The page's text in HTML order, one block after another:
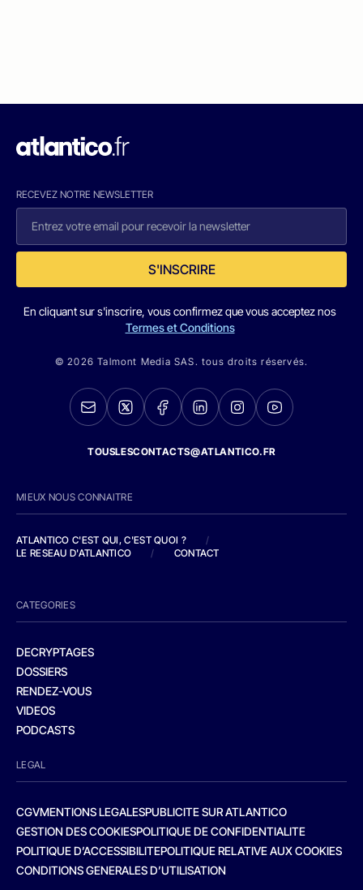
RECEVEZ NOTRE NEWSLETTER
S'INSCRIRE
En cliquant sur s'inscrire, vous confirmez que vous acceptez nos
Termes et Conditions
© 2026 Talmont Media SAS. tous droits réservés.
TOUSLESCONTACTS@ATLANTICO.FR
MIEUX NOUS CONNAITRE
ATLANTICO C'EST QUI, C'EST QUOI ?
/
LE RESEAU D'ATLANTICO
/ CONTACT
CATEGORIES
DECRYPTAGES
DOSSIERS
RENDEZ-VOUS
VIDEOS
PODCASTS
LEGAL
CGVMENTIONS LEGALESPUBLICITE SUR ATLANTICO
GESTION DES COOKIESPOLITIQUE DE CONFIDENTIALITE
POLITIQUE D’ACCESSIBILITEPOLITIQUE RELATIVE AUX COOKIES
CONDITIONS GENERALES D’UTILISATION